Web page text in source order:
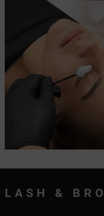
LASH &